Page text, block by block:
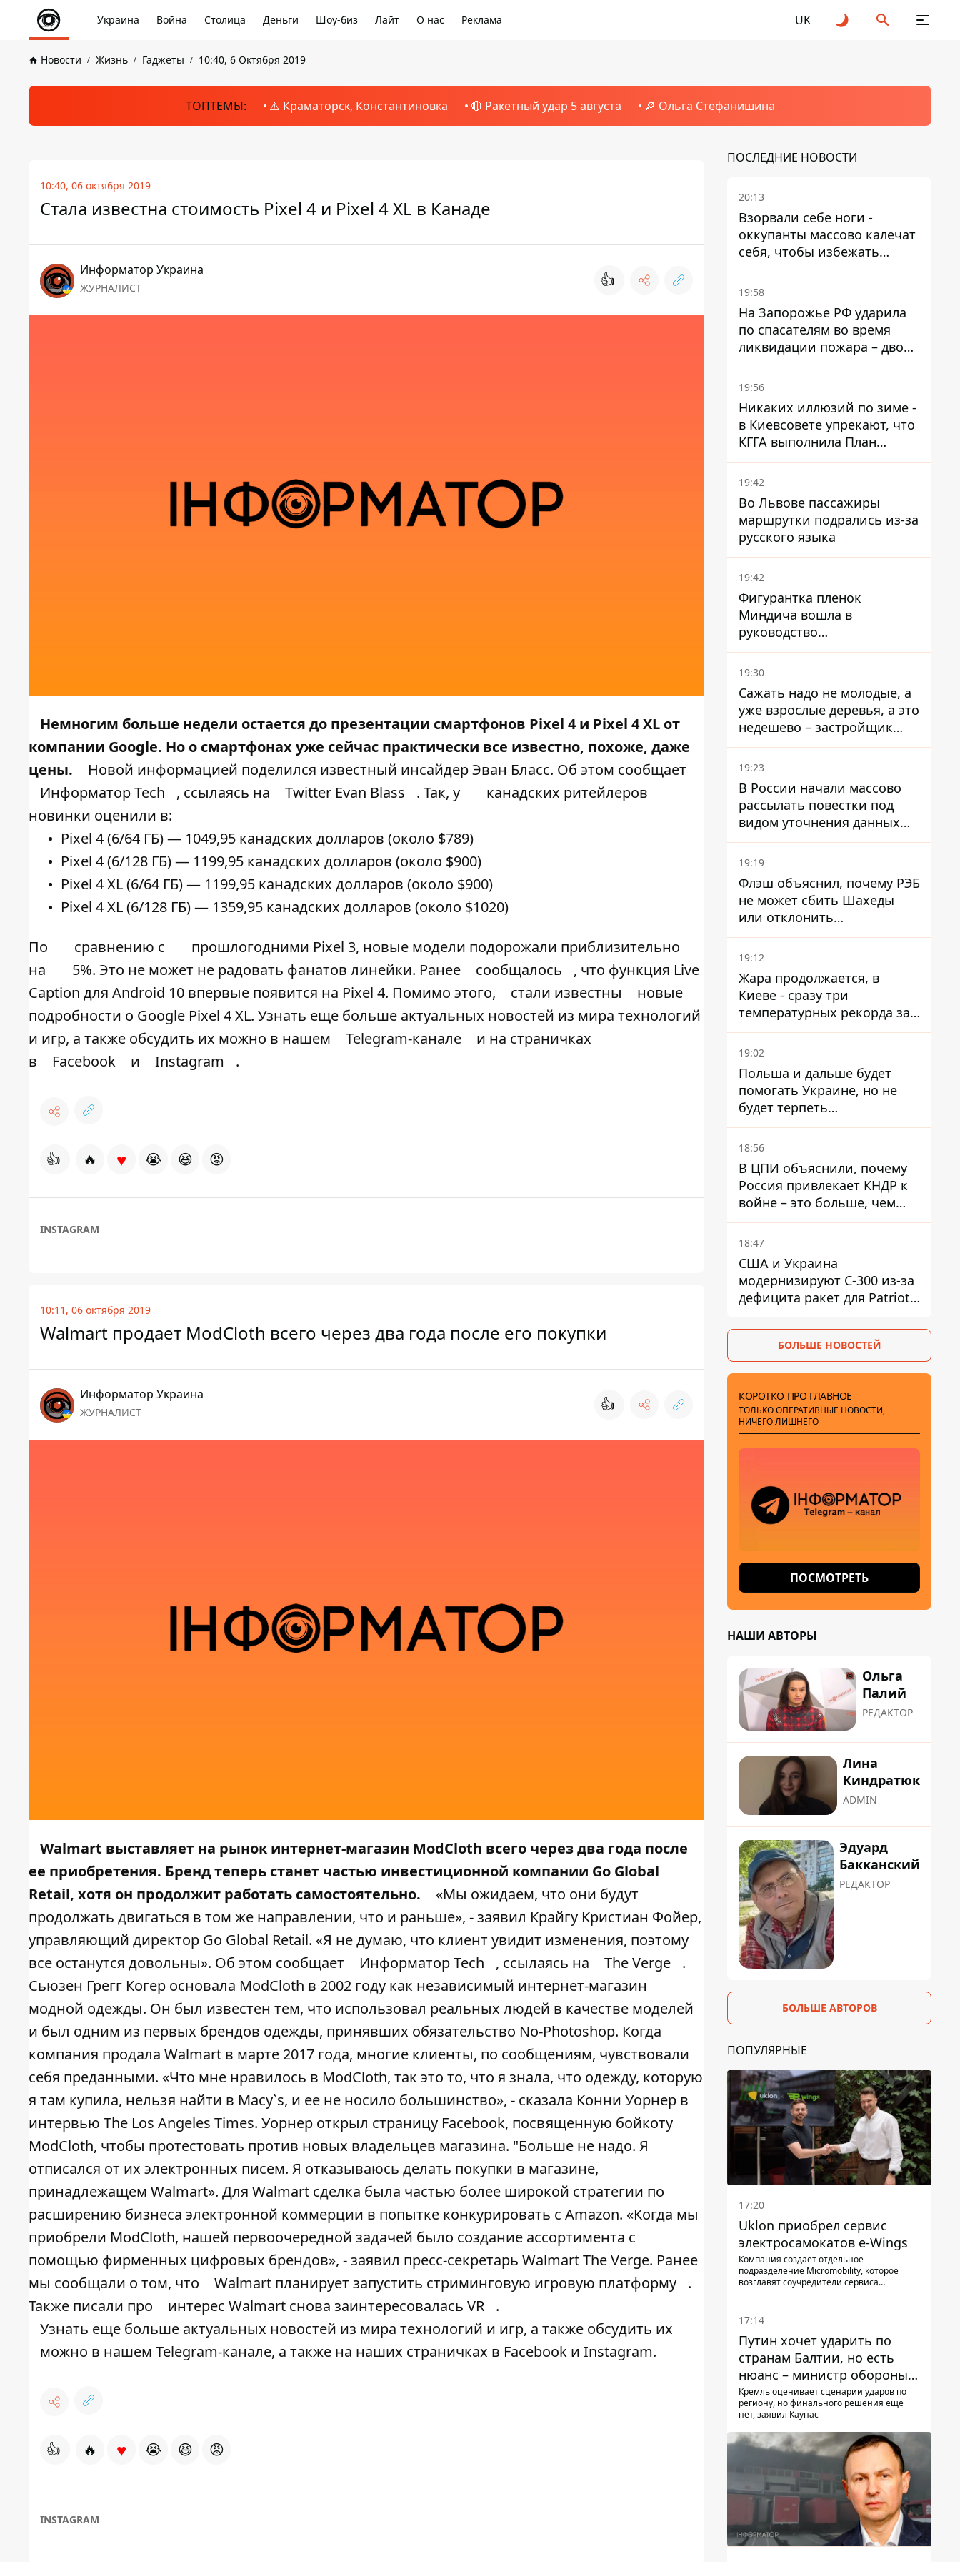
Украина Война Столица Деньги Шоу-биз Лайт О нас Реклама UK
Новости Жизнь Гаджеты 10:40, 6 Октября 2019
ТОПТЕМЫ: ⚠️ Краматорск, Константиновка 🔴 Ракетный удар 5 августа 🔎 Ольга Стефанишина
10:40, 06 октября 2019
Стала известна стоимость Pixel 4 и Pixel 4 XL в Канаде
Информатор Украина
ЖУРНАЛИСТ 👍
Немногим больше недели остается до презентации смартфонов Pixel 4 и Pixel 4 XL от
компании Google. Но о смартфонах уже сейчас практически все известно, похоже, даже
цены.
Новой информацией поделился известный инсайдер Эван Бласс. Об этом сообщает
Информатор Tech
, ссылаясь на Twitter Evan Blass . Так, у
канадских ритейлеров
новинки оценили в:
Pixel 4 (6/64 ГБ)— 1049,95 канадских долларов (около $789)
Pixel 4 (6/128 ГБ)— 1199,95 канадских долларов (около $900)
Pixel 4 XL(6/64 ГБ)— 1199,95 канадских долларов (около $900)
Pixel 4 XL(6/128 ГБ)— 1359,95 канадских долларов (около $1020)
По сравнению с
прошлогодними Pixel 3, новые модели подорожали приблизительно
на
5%. Это не может не радовать фанатов линейки. Ранее сообщалось
, что функция Live
Caption для Android 10 впервые появится на Pixel 4. Помимо этого,
стали известны
новые
подробности о Google Pixel 4 XL. Узнать еще больше актуальных новостей из мира технологий
и игр, а также обсудить их можно в нашем
Telegram-канале
и на страничках
в
Facebook и Instagram .
👍 🔥 ♥ 😭 😆 😡
INSTAGRAM
10:11, 06 октября 2019
Walmart продает ModCloth всего через два года после его покупки
Информатор Украина
ЖУРНАЛИСТ 👍
Walmart выставляет на рынок интернет-магазин ModCloth всего через два года после
ее приобретения. Бренд теперь станет частью инвестиционной компании Go Global
Retail, хотя он продолжит работать самостоятельно.
«Мы ожидаем, что они будут
продолжать двигаться в том же направлении, что и раньше», - заявил Крайгу Кристиан Фойер,
управляющий директор Go Global Retail. «Я не думаю, что клиент увидит изменения, поэтому
все останутся довольны». Об этом сообщает
Информатор Tech , ссылаясь на The Verge
.
Сьюзен Грегг Когер основала ModCloth в 2002 году как независимый интернет-магазин
модной одежды. Он был известен тем, что использовал реальных людей в качестве моделей
и был одним из первых брендов одежды, принявших обязательство No-Photoshop. Когда
компания продала Walmart в марте 2017 года, многие клиенты, по сообщениям, чувствовали
себя преданными. «Что мне нравилось в ModCloth, так это то, что я знала, что одежду, которую
я там купила, нельзя найти в Macy`s, и ее не носило большинство», - сказала Конни Уорнер в
интервью The Los Angeles Times. Уорнер открыл страницу Facebook, посвященную бойкоту
ModCloth, чтобы протестовать против новых владельцев магазина. "Больше не надо. Я
отписался от их электронных писем. Я отказываюсь делать покупки в магазине,
принадлежащем Walmart». Для Walmart сделка была частью более широкой стратегии по
расширению бизнеса электронной коммерции в попытке конкурировать с Amazon. «Когда мы
приобрели ModCloth, нашей первоочередной задачей было создание ассортимента с
помощью фирменных цифровых брендов», - заявил пресс-секретарь Walmart The Verge. Ранее
мы сообщали о том, что
Walmart планирует запустить стриминговую игровую платформу
.
Также писали про
интерес Walmart снова заинтересовалась VR
.
Узнать еще больше актуальных новостей из мира технологий и игр, а также обсудить их
можно в нашем Telegram-канале, а также на наших страничках в Facebook и Instagram.
👍 🔥 ♥ 😭 😆 😡
INSTAGRAM
ПОСЛЕДНИЕ НОВОСТИ
20:13
Взорвали себе ноги -
оккупанты массово калечат
себя, чтобы избежать
штурмов - ГУР
19:58
На Запорожье РФ ударила
по спасателям во время
ликвидации пожара – двое
раненых
19:56
Никаких иллюзий по зиме -
в Киевсовете упрекают, что
КГГА выполнила План
устойчивости на 20%
19:42
Во Львове пассажиры
маршрутки подрались из-за
русского языка
19:42
Фигурантка пленок
Миндича вошла в
руководство
стратегического
госпредприятия - работала
заместителем Галущенко
19:30
Сажать надо не молодые, а
уже взрослые деревья, а это
недешево – застройщик
Никонов
19:23
В России начали массово
рассылать повестки под
видом уточнения данных
для набора контрактников
19:19
Флэш объяснил, почему РЭБ
не может сбить Шахеды
или отклонить
баллистические ракеты
19:12
Жара продолжается, в
Киеве - сразу три
температурных рекорда за
день
19:02
Польша и дальше будет
помогать Украине, но не
будет терпеть
"бандеровскую символику" -
Навроцкий
18:56
В ЦПИ объяснили, почему
Россия привлекает КНДР к
войне – это больше, чем
ракеты
18:47
США и Украина
модернизируют С-300 из-за
дефицита ракет для Patriot -
БОЛЬШЕ НОВОСТЕЙ
КОРОТКО ПРО ГЛАВНОЕ
ТОЛЬКО ОПЕРАТИВНЫЕ НОВОСТИ,
НИЧЕГО ЛИШНЕГО
ПОСМОТРЕТЬ
НАШИ АВТОРЫ
Ольга
Палий
РЕДАКТОР
Лина
Киндратюк
ADMIN
Эдуард
Бакканский
РЕДАКТОР
БОЛЬШЕ АВТОРОВ
ПОПУЛЯРНЫЕ
17:20
Uklon приобрел сервис
электросамокатов e-Wings
Компания создает отдельное
подразделение Micromobility, которое
возглавят соучредители сервиса
17:14
Путин хочет ударить по
странам Балтии, но есть
нюанс – министр обороны
Литвы сделал заявление
Кремль оценивает сценарии ударов по
региону, но финального решения еще
нет, заявил Каунас